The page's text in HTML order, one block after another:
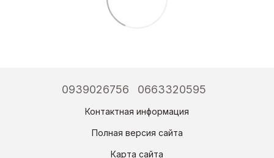
0939026756 0663320595
Контактная информация
Полная версия сайта
Карта сайта